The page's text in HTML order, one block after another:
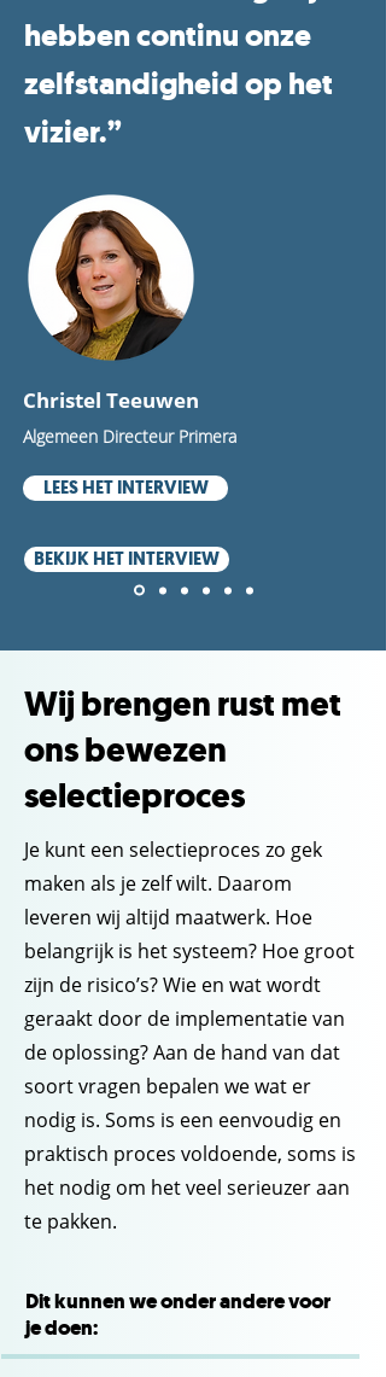
hebben continu onze
zelfstandigheid op het
vizier.”
Christel Teeuwen
Algemeen Directeur Primera
LEES HET INTERVIEW
BEKIJK HET INTERVIEW
Wij brengen rust met
ons bewezen
selectieproces
Je kunt een selectieproces zo gek
maken als je zelf wilt. Daarom
leveren wij altijd maatwerk. Hoe
belangrijk is het systeem? Hoe groot
zijn de risico’s? Wie en wat wordt
geraakt door de implementatie van
de oplossing? Aan de hand van dat
soort vragen bepalen we wat er
nodig is. Soms is een eenvoudig en
praktisch proces voldoende, soms is
het nodig om het veel serieuzer aan
te pakken.
Dit kunnen we onder andere voor
je doen: